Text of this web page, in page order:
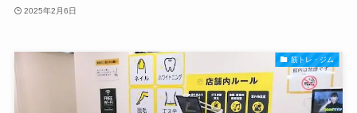
2025年2月6日
筋トレ・ジム